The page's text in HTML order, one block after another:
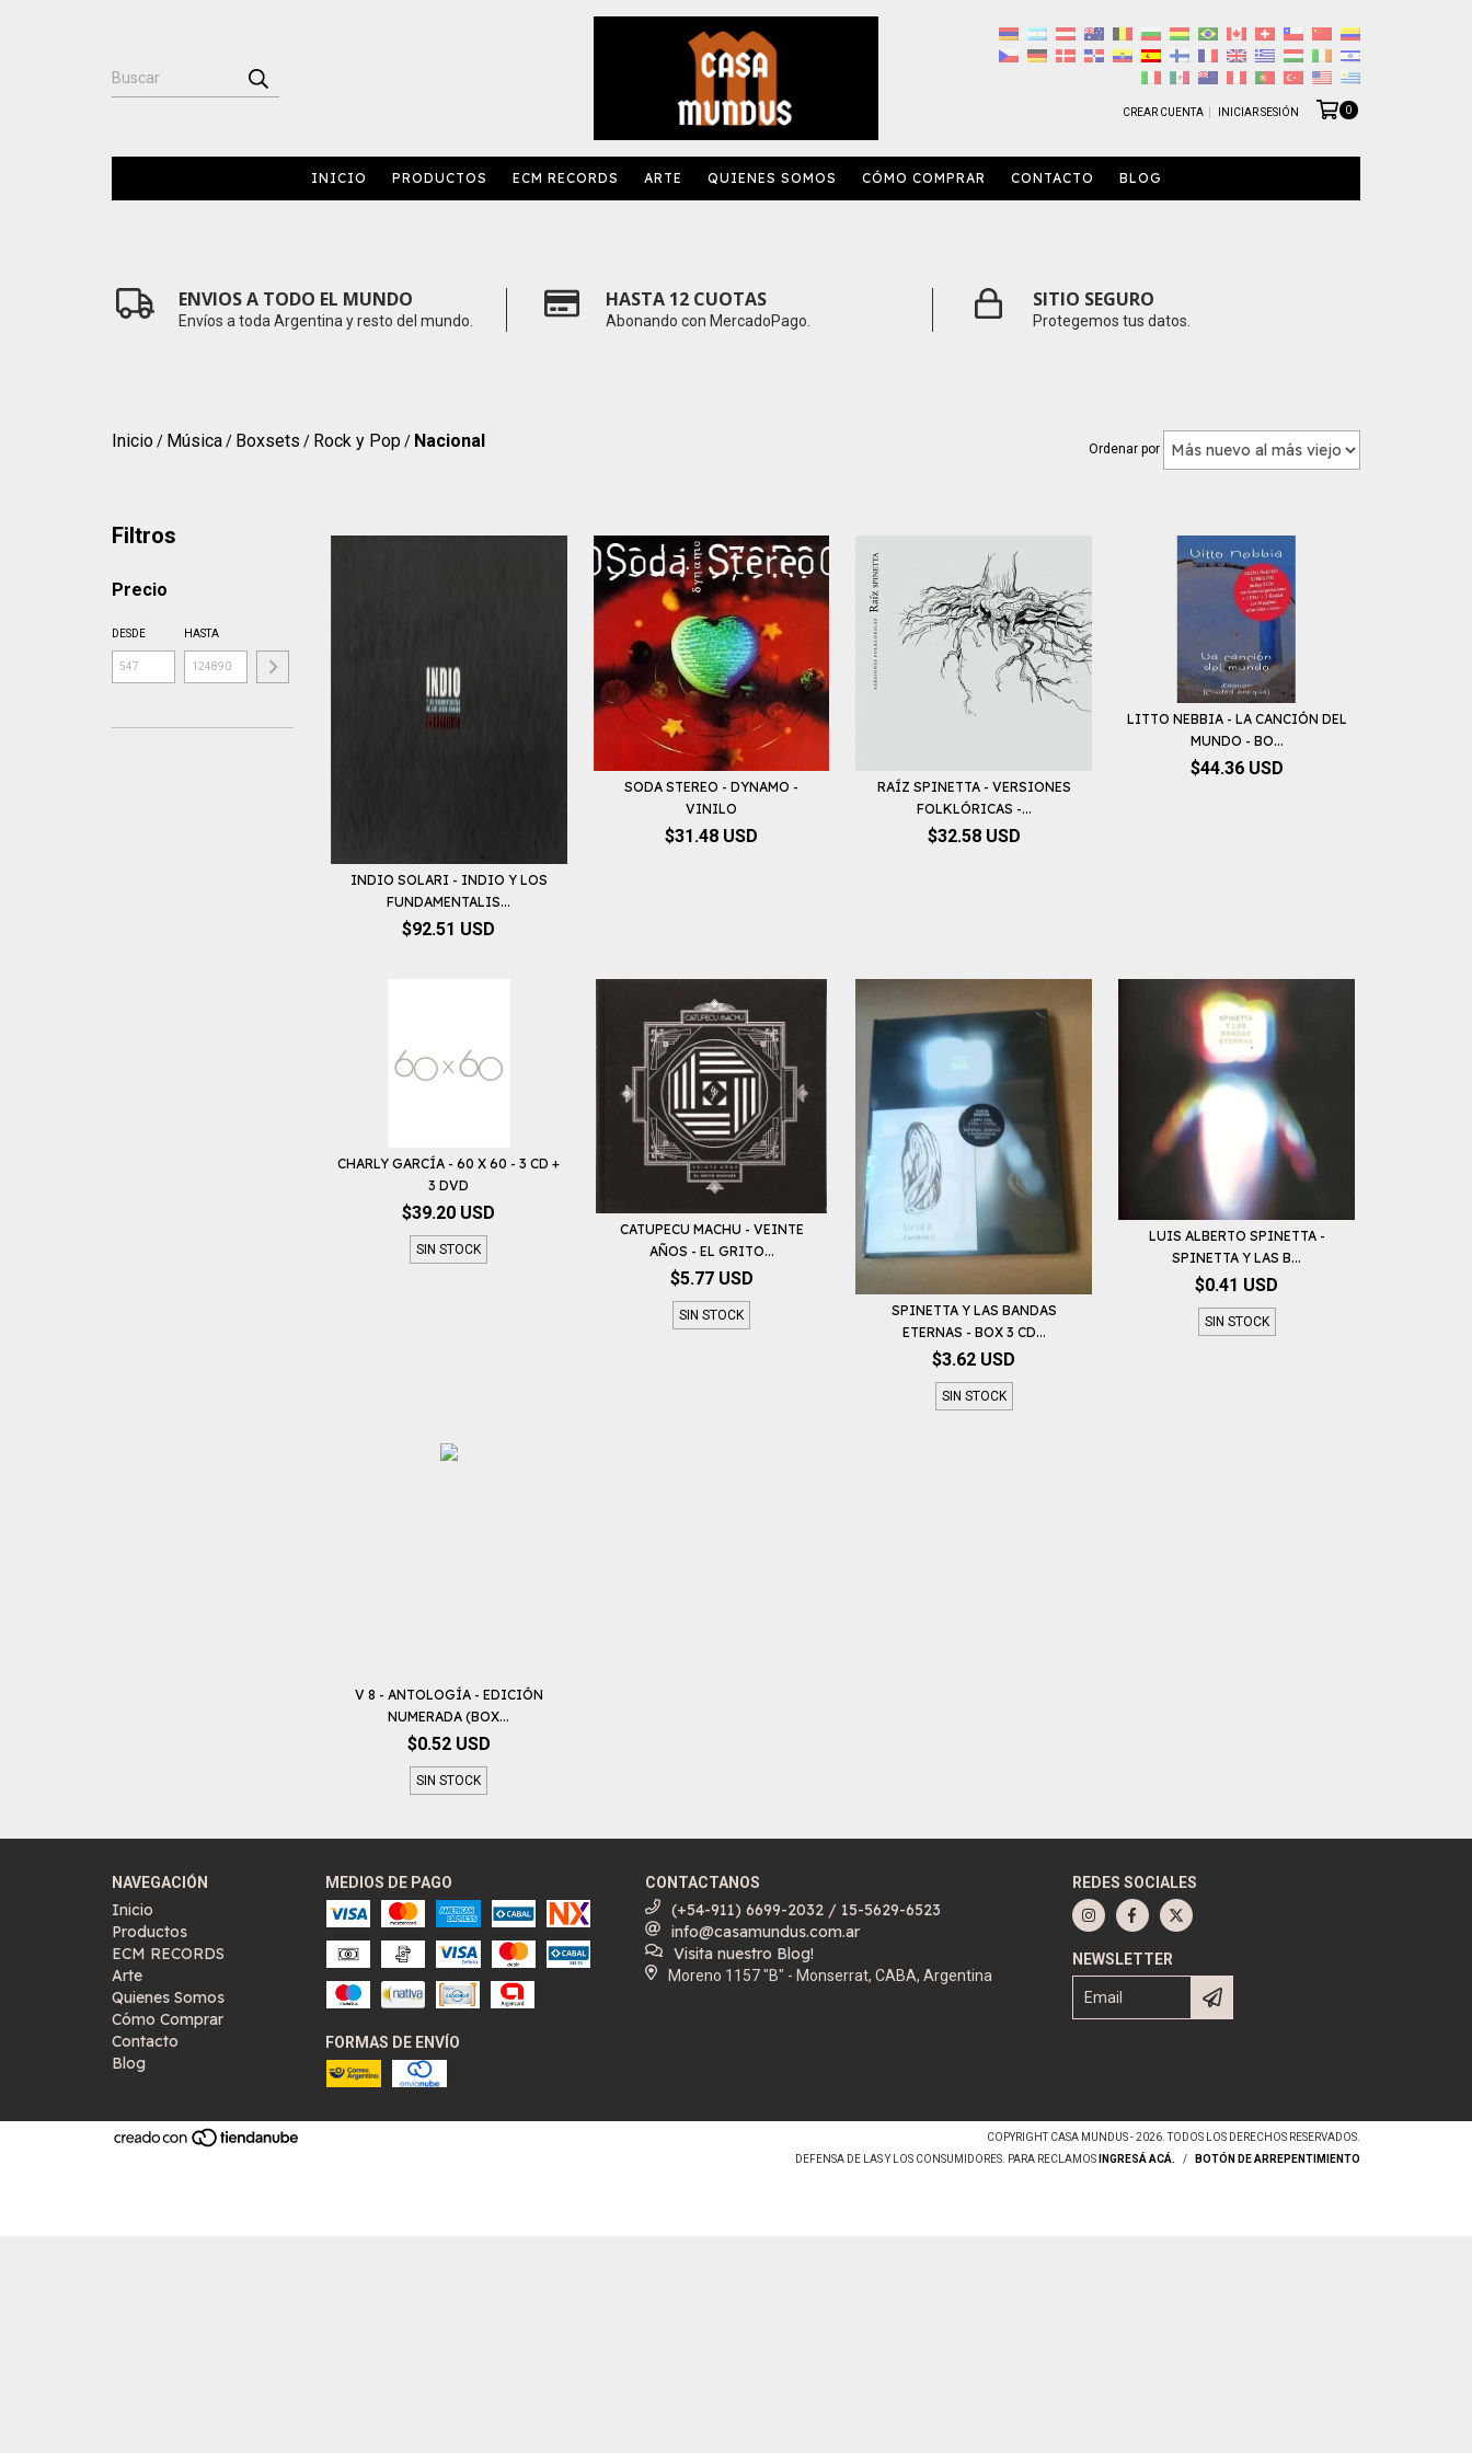
CREAR CUENTA INICIAR SESIÓN 0
INICIO PRODUCTOS ECM RECORDS ARTE QUIENES SOMOS CÓMO COMPRAR CONTACTO BLOG
ENVIOS A TODO EL MUNDO
Envíos a toda Argentina y resto del mundo.
HASTA 12 CUOTAS
Abonando con MercadoPago.
SITIO SEGURO
Protegemos tus datos.
Inicio/ Música/ Boxsets / Rock y Pop/ Nacional Ordenar por
Filtros
Precio
DESDE HASTA
INDIO SOLARI - INDIO Y LOS
FUNDAMENTALIS...
$92.51 USD
SODA STEREO - DYNAMO -
VINILO
$31.48 USD
RAÍZ SPINETTA - VERSIONES
FOLKLÓRICAS -...
$32.58 USD
LITTO NEBBIA - LA CANCIÓN DEL
MUNDO - BO...
$44.36 USD
CHARLY GARCÍA - 60 X 60 - 3 CD +
3 DVD
$39.20 USD
SIN STOCK
CATUPECU MACHU - VEINTE
AÑOS - EL GRITO...
$5.77 USD
SIN STOCK
SPINETTA Y LAS BANDAS
ETERNAS - BOX 3 CD...
$3.62 USD
SIN STOCK
LUIS ALBERTO SPINETTA -
SPINETTA Y LAS B...
$0.41 USD
SIN STOCK
V 8 - ANTOLOGÍA - EDICIÓN
NUMERADA (BOX...
$0.52 USD
SIN STOCK
NAVEGACIÓN
Inicio
Productos
ECM RECORDS
Arte
Quienes Somos
Cómo Comprar
Contacto
Blog
MEDIOS DE PAGO
FORMAS DE ENVÍO
CONTACTANOS
(+54-911) 6699-2032 / 15-5629-6523
info@casamundus.com.ar
Visita nuestro Blog!
Moreno 1157 "B" - Monserrat, CABA, Argentina
REDES SOCIALES
NEWSLETTER
COPYRIGHT CASA MUNDUS - 2026. TODOS LOS DERECHOS RESERVADOS.
DEFENSA DE LAS Y LOS CONSUMIDORES. PARA RECLAMOS
INGRESÁ ACÁ. / BOTÓN DE ARREPENTIMIENTO